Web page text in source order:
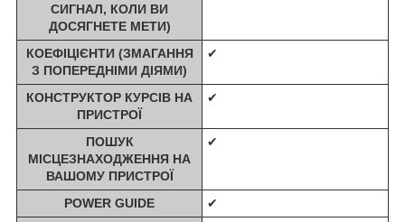
СИГНАЛ, КОЛИ ВИ
ДОСЯГНЕТЕ МЕТИ)
КОЕФІЦІЄНТИ (ЗМАГАННЯ
З ПОПЕРЕДНІМИ ДІЯМИ)
✔
КОНСТРУКТОР КУРСІВ НА
ПРИСТРОЇ
✔
ПОШУК
МІСЦЕЗНАХОДЖЕННЯ НА
ВАШОМУ ПРИСТРОЇ
✔
POWER GUIDE ✔